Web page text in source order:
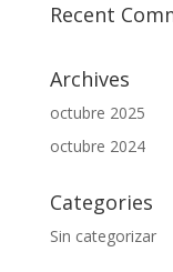
Recent
Archives
octubre 2025
octubre 2024
Categories
Sin categorizar